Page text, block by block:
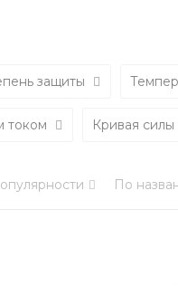
защиты
током Кривая силы
По